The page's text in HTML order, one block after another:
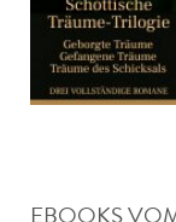
EBOOKS